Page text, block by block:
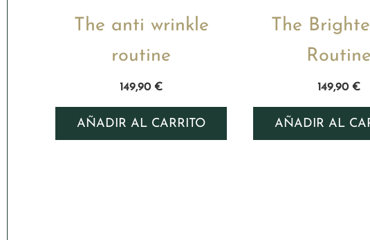
The anti wrinkle
routine
149,90 €
AÑADIR AL CARRITO
The
Routine
149,90 €
AÑADIR AL